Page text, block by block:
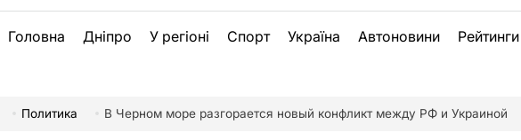
Головна Дніпро У регіоні Спорт Україна Автоновини Рейтинги
Политика В Черном море разгорается новый конфликт между РФ и Украиной